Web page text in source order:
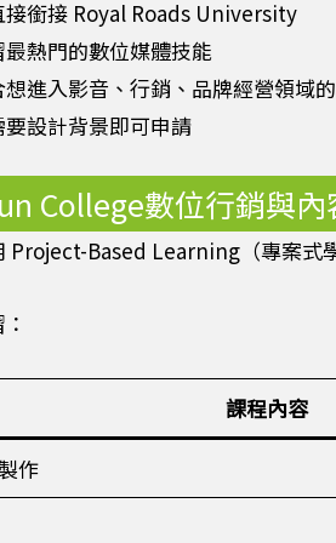
接銜接 Royal Roads University
最熱門的數位媒體技能
想進入影音、行銷、品牌經營領域
要設計背景即可申請
College數位行銷與
Project-Based Learning（專案式
課程內容
作